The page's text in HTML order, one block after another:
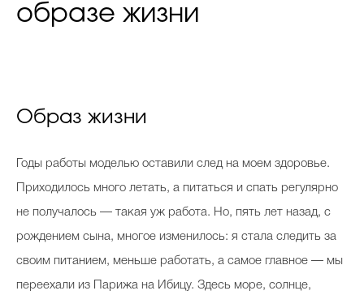
образе жизни
Образ жизни
Годы работы моделью оставили след на моем здоровье.
Приходилось много летать, а питаться и спать регулярно
не получалось — такая уж работа. Но, пять лет назад, с
рождением сына, многое изменилось: я стала следить за
своим питанием, меньше работать, а самое главное — мы
переехали из Парижа на Ибицу. Здесь море, солнце,